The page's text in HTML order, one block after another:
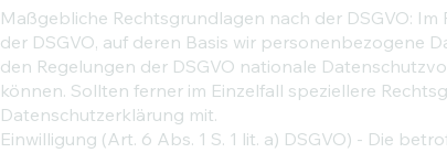
Maßgebliche Rechtsgrundlagen nach der DSGVO:
der DSGVO, auf deren Basis wir personenbezogene
den Regelungen der DSGVO nationale
können. Sollten ferner im Einzelfall speziellere
Datenschutzerklärung mit.
Einwilligung (Art. 6 Abs. 1 S. 1 lit. a) DSGVO) - Die